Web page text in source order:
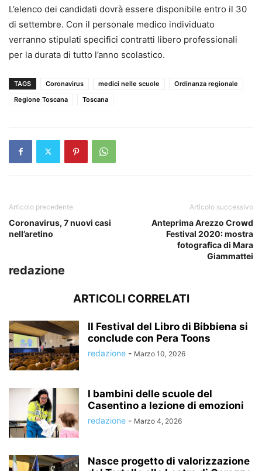
L’elenco dei candidati dovrà essere disponibile entro il 30
di settembre. Con il personale medico individuato
verranno stipulati specifici contratti libero professionali
per la durata di tutto l’anno scolastico.
TAGS Coronavirus medici nelle scuole
Ordinanza regionale
Regione Toscana
Toscana
Articolo precedente
Coronavirus, 7 nuovi casi
nell’aretino
Articolo successivo
Anteprima Arezzo Crowd
Festival 2020: mostra
fotografica di Mara
Giammattei
redazione
ARTICOLI CORRELATI
Il Festival del Libro di Bibbiena si
conclude con Pera Toons
redazione - Marzo 10, 2026
I bambini delle scuole del
Casentino a lezione di emozioni
redazione - Marzo 4, 2026
Nasce progetto di valorizzazione